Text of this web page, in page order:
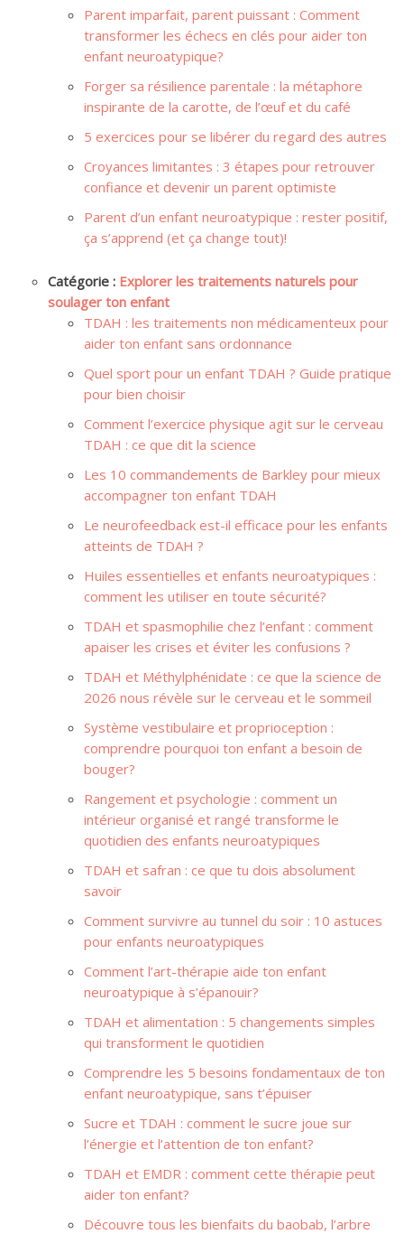
Parent imparfait, parent puissant : Comment
transformer les échecs en clés pour aider ton
enfant neuroatypique?
Forger sa résilience parentale : la métaphore
inspirante de la carotte, de l’œuf et du café
5 exercices pour se libérer du regard des autres
Croyances limitantes : 3 étapes pour retrouver
confiance et devenir un parent optimiste
Parent d’un enfant neuroatypique : rester positif,
ça s’apprend (et ça change tout)!
Catégorie : Explorer les traitements naturels pour
soulager ton enfant
TDAH : les traitements non médicamenteux pour
aider ton enfant sans ordonnance
Quel sport pour un enfant TDAH ? Guide pratique
pour bien choisir
Comment l’exercice physique agit sur le cerveau
TDAH : ce que dit la science
Les 10 commandements de Barkley pour mieux
accompagner ton enfant TDAH
Le neurofeedback est-il efficace pour les enfants
atteints de TDAH ?
Huiles essentielles et enfants neuroatypiques :
comment les utiliser en toute sécurité?
TDAH et spasmophilie chez l’enfant : comment
apaiser les crises et éviter les confusions ?
TDAH et Méthylphénidate : ce que la science de
2026 nous révèle sur le cerveau et le sommeil
Système vestibulaire et proprioception :
comprendre pourquoi ton enfant a besoin de
bouger?
Rangement et psychologie : comment un
intérieur organisé et rangé transforme le
quotidien des enfants neuroatypiques
TDAH et safran : ce que tu dois absolument
savoir
Comment survivre au tunnel du soir : 10 astuces
pour enfants neuroatypiques
Comment l’art-thérapie aide ton enfant
neuroatypique à s’épanouir?
TDAH et alimentation : 5 changements simples
qui transforment le quotidien
Comprendre les 5 besoins fondamentaux de ton
enfant neuroatypique, sans t’épuiser
Sucre et TDAH : comment le sucre joue sur
l’énergie et l’attention de ton enfant?
TDAH et EMDR : comment cette thérapie peut
aider ton enfant?
Découvre tous les bienfaits du baobab, l’arbre